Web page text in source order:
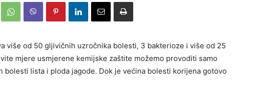
više od 50 gljivičnih uzročnika bolesti, 3 bakterioze i više od 25
mjere usmjerene kemijske zaštite možemo provoditi samo
lista i ploda jagode. Dok je većina bolesti korijena gotovo